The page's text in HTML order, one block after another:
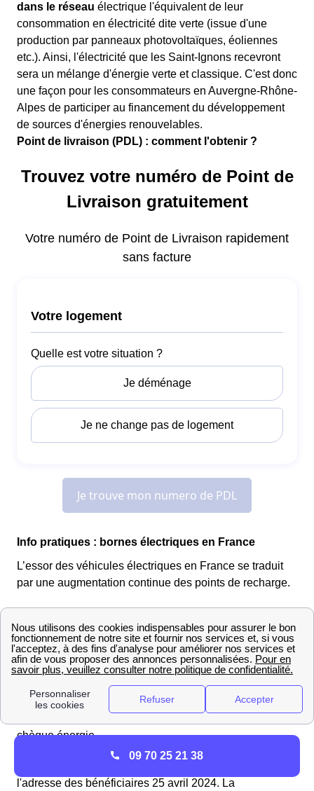
dans le réseau électrique l'équivalent de leur
consommation en électricité dite verte (issue d'une
production par panneaux photovoltaïques, éoliennes
etc.). Ainsi, l'électricité que les Saint-Ignons recevront
sera un mélange d'énergie verte et classique. C'est donc
une façon pour les consommateurs en Auvergne-Rhône-
Alpes de participer au financement du développement
de sources d'énergies renouvelables.
Point de livraison (PDL) : comment l'obtenir ?
Info pratiques : bornes électriques en France
L’essor des véhicules électriques en France se traduit
par une augmentation continue des points de recharge.
réparties sur tout le territoire.
EDF et Chèques Énergie 2025 : Ce que vous devez
savoir à Saint-Igny-De-Vers
Les résidents de Saint-Igny-De-Vers peuvent bénéficier
chèque énergie.
l'adresse des bénéficiaires 25 avril 2024. La
09 70 25 21 38